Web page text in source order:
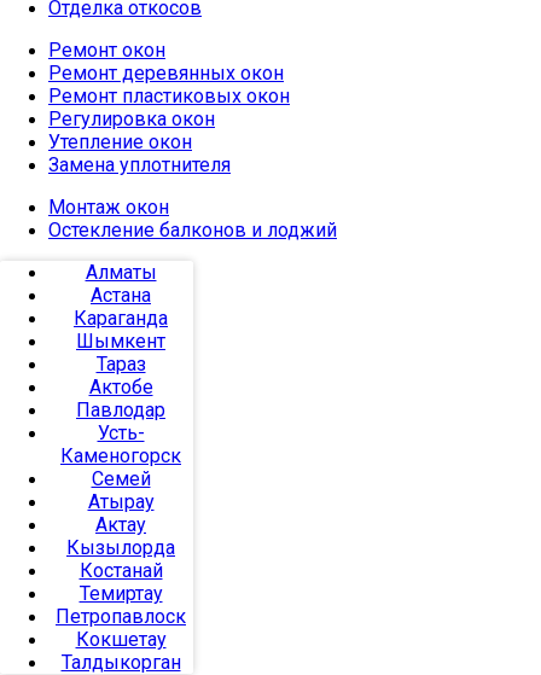
Отделка откосов
Ремонт окон
Ремонт деревянных окон
Ремонт пластиковых окон
Регулировка окон
Утепление окон
Замена уплотнителя
Монтаж окон
Остекление балконов и лоджий
Алматы
Астана
Караганда
Шымкент
Тараз
Актобе
Павлодар
Усть-
Каменогорск
Семей
Атырау
Актау
Кызылорда
Костанай
Темиртау
Петропавлоск
Кокшетау
Талдыкорган